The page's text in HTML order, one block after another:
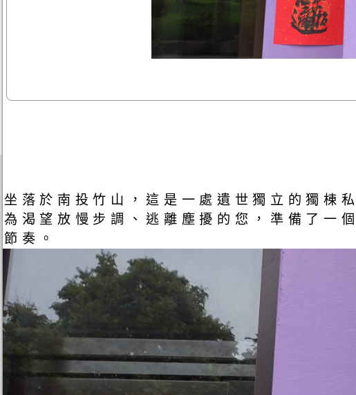
坐落於南投竹山，這是一處遺世獨立的獨棟
為渴望放慢步調、逃離塵擾的您，準備了一
節奏。